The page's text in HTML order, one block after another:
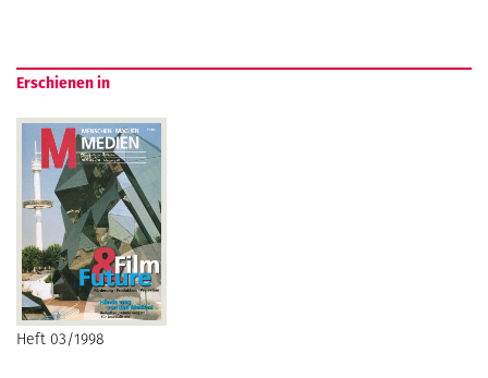
Erschienen in
Heft 03/1998